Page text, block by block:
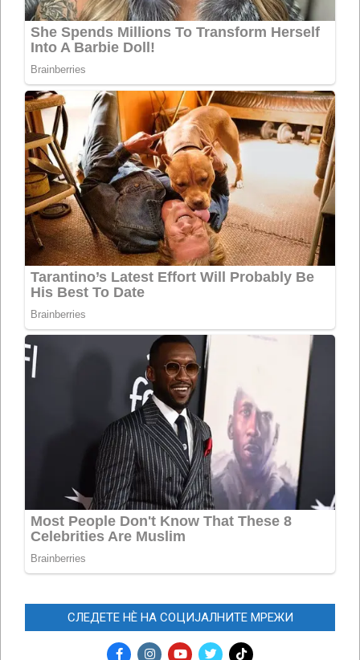
СЛЕДЕТЕ НЀ НА СОЦИЈАЛНИТЕ МРЕЖИ